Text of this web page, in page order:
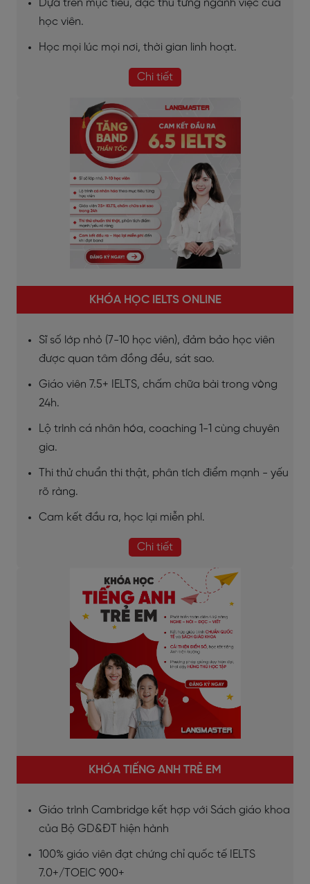
Dựa trên mục tiêu, đặc thù từng ngành việc của
học viên.
Học mọi lúc mọi nơi, thời gian linh hoạt.
Chi tiết
KHÓA HỌC IELTS ONLINE
Sĩ số lớp nhỏ (7-10 học viên), đảm bảo học viên
được quan tâm đồng đều, sát sao.
Giáo viên 7.5+ IELTS, chấm chữa bài trong vòng
24h.
Lộ trình cá nhân hóa, coaching 1-1 cùng chuyên
gia.
Thi thử chuẩn thi thật, phân tích điểm mạnh - yếu
rõ ràng.
Cam kết đầu ra, học lại miễn phí.
Chi tiết
KHÓA TIẾNG ANH TRẺ EM
Giáo trình Cambridge kết hợp với Sách giáo khoa
của Bộ GD&ĐT hiện hành
100% giáo viên đạt chứng chỉ quốc tế IELTS
7.0+/TOEIC 900+